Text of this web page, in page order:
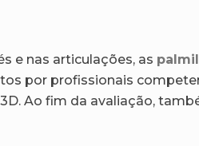
e nas articulações, as
por profissionais
Ao fim da avaliação,